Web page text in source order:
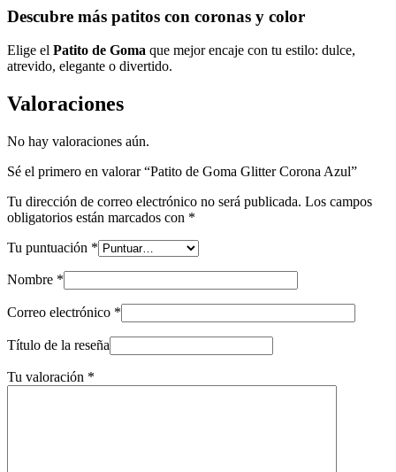
Descubre más patitos con coronas y color
Elige el Patito de Goma que mejor encaje con tu estilo: dulce,
atrevido, elegante o divertido.
Valoraciones
No hay valoraciones aún.
Sé el primero en valorar “Patito de Goma Glitter Corona Azul”
Tu dirección de correo electrónico no será publicada. Los campos
obligatorios están marcados con *
Tu puntuación *
Nombre *
Correo electrónico *
Título de la reseña
Tu valoración *